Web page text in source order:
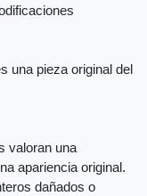
una pieza original del
valoran una
apariencia original.
dañados o